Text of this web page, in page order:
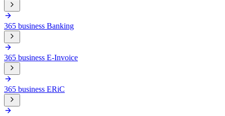
365 business Banking
365 business E-Invoice
365 business ERiC